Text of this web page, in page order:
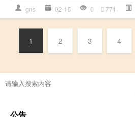
gns 02-15 0 771
1 2 3 4